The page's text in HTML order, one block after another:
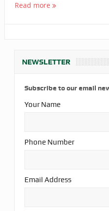
BERUBAH
Read more
NEWSLETTER
Subscribe to our email
Your Name
Phone Number
Email Address